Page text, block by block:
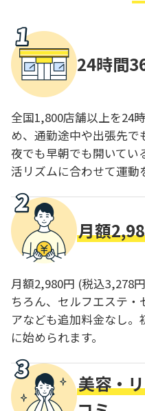
24時間
全国1,800店舗以上を24
め、通勤途中や出張先
夜でも早朝でも開いてい
活リズムに合わせて運動
月額
月額2,980円 (税込3,278
ちろん、セルフエステ
アなども追加料金なし
に始められます。
美容・